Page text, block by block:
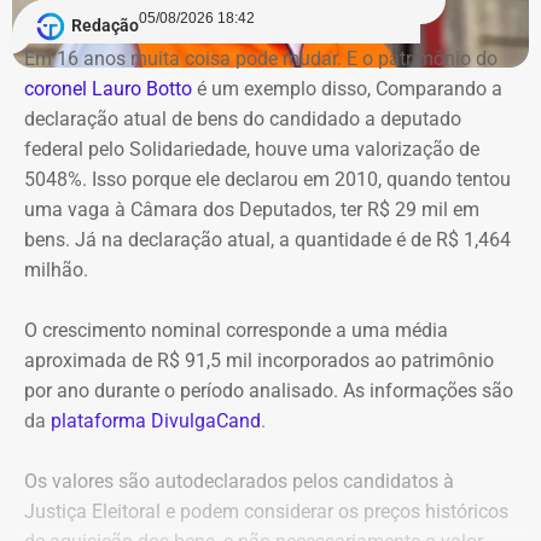
acesso.
Na avaliação dos auditores, o conjunto das evidências
aponta indícios relevantes de irregularidades na execução
e fiscalização contratual, além de fragilidades na
confiabilidade das informações produzidas. O relatório
foi encaminhado ao Ministério Público, ao Tribunal de
Contas e ao Conselho Administrativo de Defesa
Econômica (Cade).
Nova gestão amplia pente-fino no
instituto
As novas suspeitas surgem menos de um mês após o
Ministério Público que investigou um suposto esquema
de desvio de recursos públicos de aproximadamente R$
na circulação de ônibus pela região. Ainda segundo o
COR, uma faixa de rolamento da pista está ocupada para
que os bombeiros possam atuar no combate às chamas.
Equipes do quartel do Grajaú do Corpo de Bombeiros
seguem no local trabalhando para controlar o incêndio.
Até o momento, não há informação sobre feridos.
Também não se sabe o que causou o fogo na área.
Redação05/08/2026 18:42
Em 16 anos muita coisa pode mudar. E o patrimônio do
coronel Lauro Botto é um exemplo disso, Comparando a
declaração atual de bens do candidado a deputado
federal pelo Solidariedade, houve uma valorização de
5048%. Isso porque ele declarou em 2010, quando tentou
uma vaga à Câmara dos Deputados, ter R$ 29 mil em
bens. Já na declaração atual, a quantidade é de R$ 1,464
milhão.
O crescimento nominal corresponde a uma média
aproximada de R$ 91,5 mil incorporados ao patrimônio
por ano durante o período analisado. As informações são
da plataforma DivulgaCand.
Os valores são autodeclarados pelos candidatos à
Justiça Eleitoral e podem considerar os preços históricos